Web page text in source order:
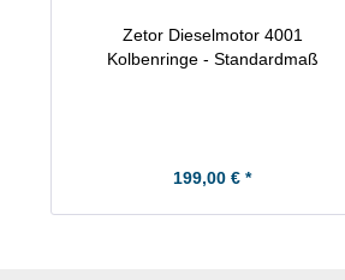
Zetor Dieselmotor 4001
Kolbenringe - Standardmaß
199,00 € *